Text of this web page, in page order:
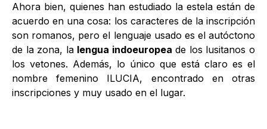
Ahora bien, quienes han estudiado la estela están de
acuerdo en una cosa: los caracteres de la inscripción
son romanos, pero el lenguaje usado es el autóctono
de la zona, la lengua indoeuropea de los lusitanos o
los vetones. Además, lo único que está claro es el
nombre femenino ILUCIA, encontrado en otras
inscripciones y muy usado en el lugar.